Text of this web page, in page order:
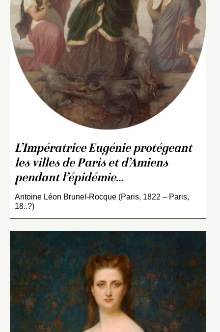
L’Impératrice Eugénie protégeant
les villes de Paris et d’Amiens
pendant l’épidémie…
Antoine Léon Brunel-Rocque (Paris, 1822 – Paris,
18..?)